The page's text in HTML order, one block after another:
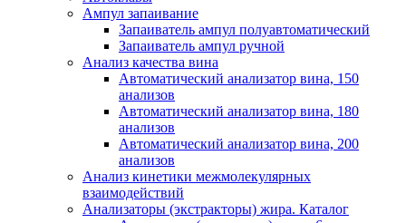
Ампул запаивание
Запаиватель ампул полуавтоматический
Запаиватель ампул ручной
Анализ качества вина
Автоматический анализатор вина, 150
анализов
Автоматический анализатор вина, 180
анализов
Автоматический анализатор вина, 200
анализов
Анализ кинетики межмолекулярных
взаимодействий
Анализаторы (экстракторы) жира. Каталог